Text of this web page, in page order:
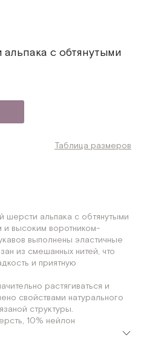
альпака с обтянутыми
Таблица размеров
шерсти альпака с обтянутыми
и высоким воротником-
выполнены эластичные
из смешанных нитей, что
и приятную
растягиваться и
свойствами натурального
структуры.
10% нейлон